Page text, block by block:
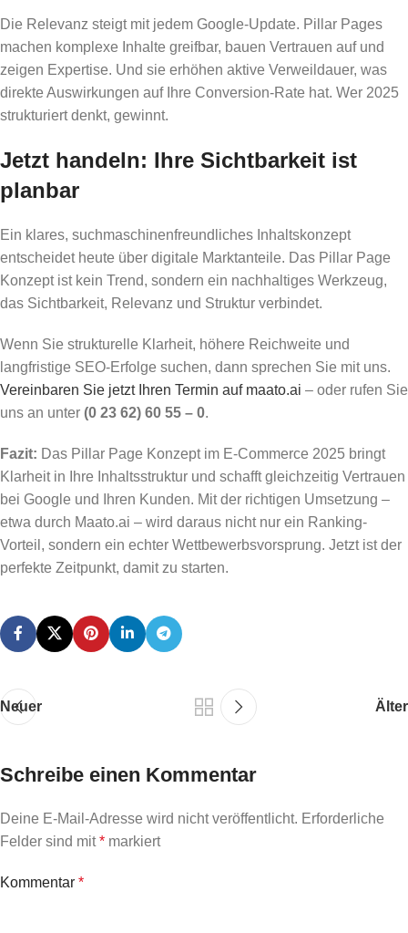
Die Relevanz steigt mit jedem Google-Update. Pillar Pages
machen komplexe Inhalte greifbar, bauen Vertrauen auf und
zeigen Expertise. Und sie erhöhen aktive Verweildauer, was
direkte Auswirkungen auf Ihre Conversion-Rate hat. Wer 2025
strukturiert denkt, gewinnt.
Jetzt handeln: Ihre Sichtbarkeit ist
planbar
Ein klares, suchmaschinenfreundliches Inhaltskonzept
entscheidet heute über digitale Marktanteile. Das Pillar Page
Konzept ist kein Trend, sondern ein nachhaltiges Werkzeug,
das Sichtbarkeit, Relevanz und Struktur verbindet.
Wenn Sie strukturelle Klarheit, höhere Reichweite und
langfristige SEO-Erfolge suchen, dann sprechen Sie mit uns.
Vereinbaren Sie jetzt Ihren Termin auf maato.ai – oder rufen Sie
uns an unter (0 23 62) 60 55 – 0.
Fazit: Das Pillar Page Konzept im E-Commerce 2025 bringt
Klarheit in Ihre Inhaltsstruktur und schafft gleichzeitig Vertrauen
bei Google und Ihren Kunden. Mit der richtigen Umsetzung –
etwa durch Maato.ai – wird daraus nicht nur ein Ranking-
Vorteil, sondern ein echter Wettbewerbsvorsprung. Jetzt ist der
perfekte Zeitpunkt, damit zu starten.
Neuer Älter
Schreibe einen Kommentar
Deine E-Mail-Adresse wird nicht veröffentlicht. Erforderliche
Felder sind mit* markiert
Kommentar *